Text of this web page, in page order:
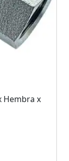
Hembra x